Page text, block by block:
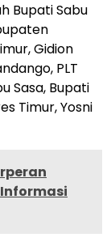
Bupati Sabu
Gidion
PLT
Sasa, Bupati
Timur, Yosni